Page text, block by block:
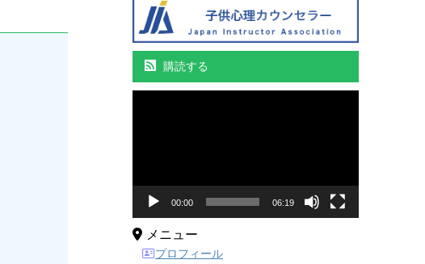
購読する
ヤ
00:00 06:19
メニュー
プロフィール